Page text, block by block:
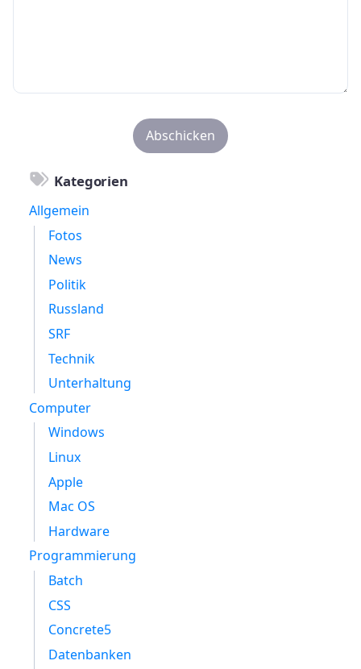
Kategorien
Allgemein
Fotos
News
Politik
Russland
SRF
Technik
Unterhaltung
Computer
Windows
Linux
Apple
Mac OS
Hardware
Programmierung
Batch
CSS
Concrete5
Datenbanken